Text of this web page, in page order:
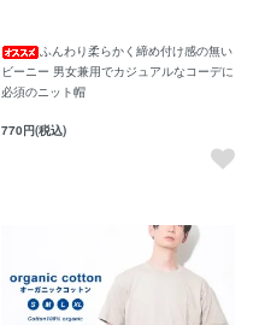
ふんわり柔らかく締め付け感の無い
ビーニー 男女兼用でカジュアルなコーデに
必須のニット帽
770円(税込)